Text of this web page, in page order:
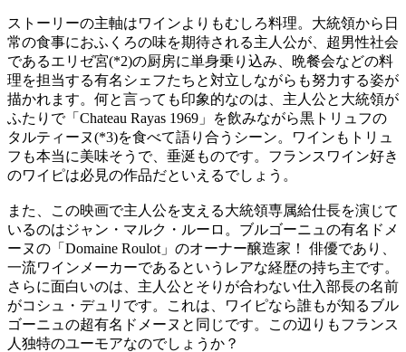
ストーリーの主軸はワインよりもむしろ料理。大統領から日
常の食事におふくろの味を期待される主人公が、超男性社会
であるエリゼ宮(*2)の厨房に単身乗り込み、晩餐会などの料
理を担当する有名シェフたちと対立しながらも努力する姿が
描かれます。何と言っても印象的なのは、主人公と大統領が
ふたりで「Chateau Rayas 1969」を飲みながら黒トリュフの
タルティーヌ(*3)を食べて語り合うシーン。ワインもトリュ
フも本当に美味そうで、垂涎ものです。フランスワイン好き
のワイピは必見の作品だといえるでしょう。
また、この映画で主人公を支える大統領専属給仕長を演じて
いるのはジャン・マルク・ルーロ。ブルゴーニュの有名ドメ
ーヌの「Domaine Roulot」のオーナー醸造家！ 俳優であり、
一流ワインメーカーであるというレアな経歴の持ち主です。
さらに面白いのは、主人公とそりが合わない仕入部長の名前
がコシュ・デュリです。これは、ワイピなら誰もが知るブル
ゴーニュの超有名ドメーヌと同じです。この辺りもフランス
人独特のユーモアなのでしょうか？